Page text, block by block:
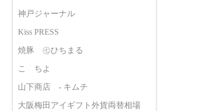
神戸ジャーナル
Kiss PRESS
焼豚 ㊆ひちまる
こゝちよ
山下商店 - キムチ
大阪梅田アイギフト外貨両替相場